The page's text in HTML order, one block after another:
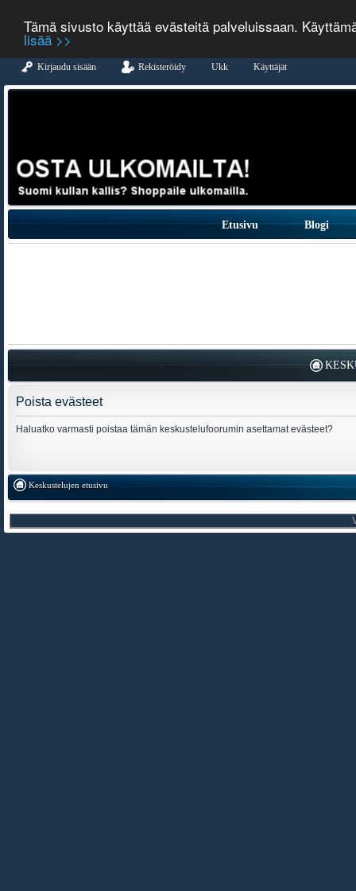
Tämä sivusto käyttää evästeitä palveluissaan.
lisää >>
Kirjaudu sisään Rekisteröidy Ukk Käyttäjät
Etusivu Blogi
Poista evästeet
Haluatko varmasti poistaa tämän keskustelufoorumin asettamat evästeet?
Keskustelujen etusivu